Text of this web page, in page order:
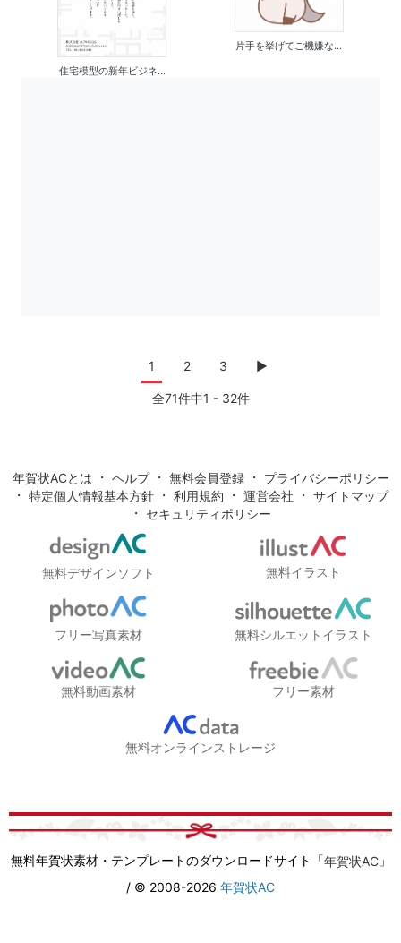
住宅模型の新年ビジネ...
片手を挙げてご機嫌な...
1 2 3 ▶
全71件中1 - 32件
年賀状ACとは ・ ヘルプ・ 無料会員登録・ プライバシーポリシー
・ 特定個人情報基本方針 ・ 利用規約 ・ 運営会社 ・ サイトマップ
・ セキュリティポリシー
無料デザインソフト 無料イラスト
フリー写真素材 無料シルエットイラスト
無料動画素材 フリー素材
無料オンラインストレージ
無料年賀状素材・テンプレートのダウンロードサイト「年賀状AC」
/ © 2008-2026 年賀状AC